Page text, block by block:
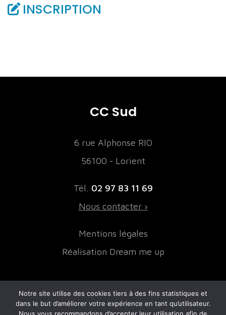
INSCRIPTION
CC Sud
6 rue Alphonse RIO
56100 - Lorient
Tél. 02 97 83 11 69
Nous contacter ›
Mentions légales
Réalisation Dream me up
NOS PARTENAIRES FINANCIERS
Notre site utilise des cookies tiers à des fins statistiques et
dans le but d’améliorer votre expérience en tant qu’utilisateur.